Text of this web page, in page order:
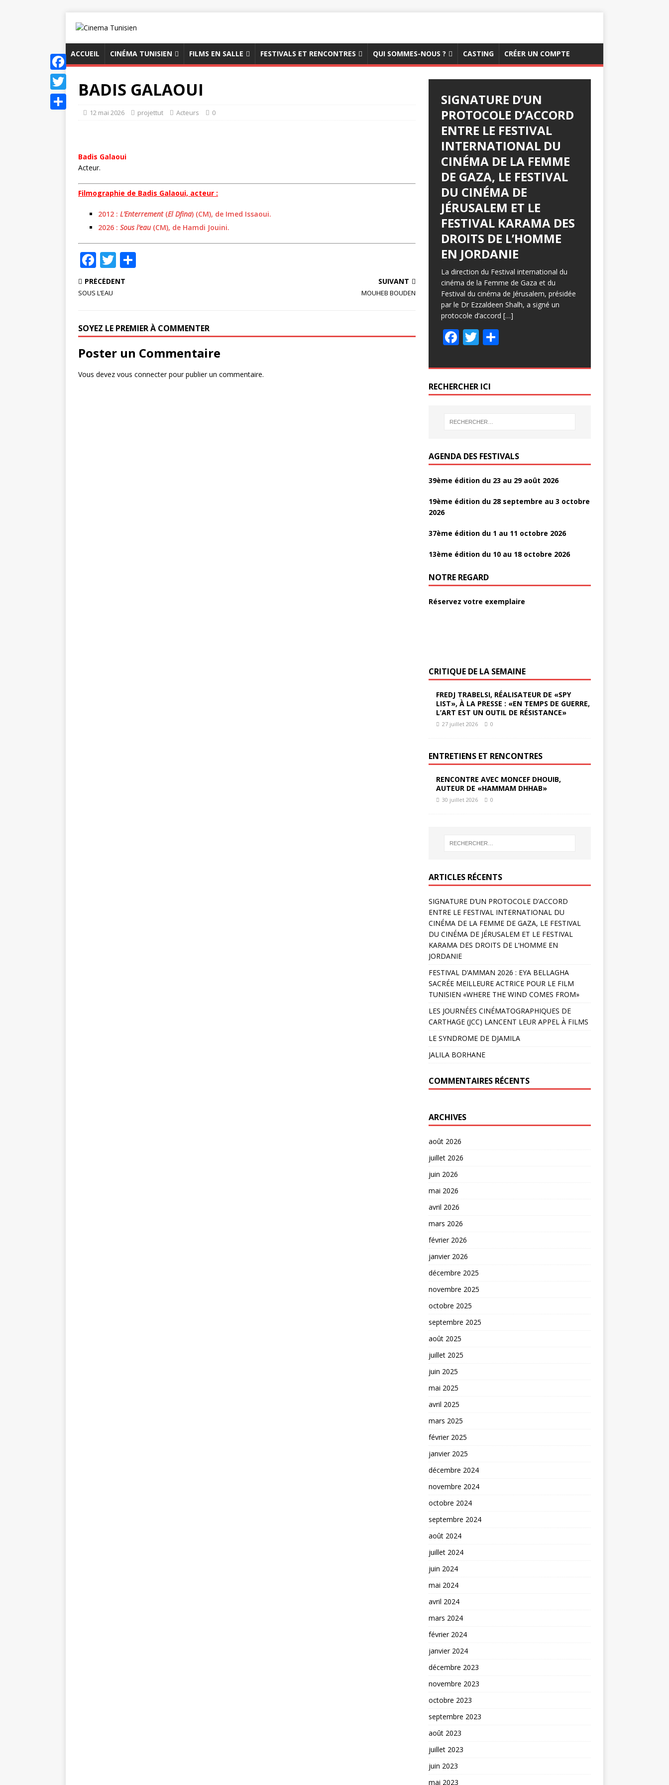
ACCUEIL CINÉMA TUNISIEN FILMS EN SALLE FESTIVALS ET RENCONTRES QUI SOMMES-NOUS ? CASTING CRÉER UN COMPTE
BADIS GALAOUI
12 mai 2026 projettut Acteurs 0
Badis Galaoui
Acteur.
Filmographie de Badis Galaoui, acteur :
2012 : L’Enterrement(El Dfina) (CM), de Imed Issaoui.
2026 : Sous l’eau (CM), de Hamdi Jouini.
F
a
c
b
o
o
k
T
w
r e
r
PRÉCÉDENT
SOUS L’EAU
SUIVANT
MOUHEB BOUDEN
SOYEZ LE PREMIER À COMMENTER
Poster un Commentaire
Vous devez vous connecterpour publier un commentaire.
F
a
c
T
SIGNATURE D’UN
PROTOCOLE D’ACCORD
ENTRE LE FESTIVAL
INTERNATIONAL DU
CINÉMA DE LA FEMME
DE GAZA, LE FESTIVAL
DU CINÉMA DE
JÉRUSALEM ET LE
FESTIVAL KARAMA DES
DROITS DE L’HOMME
EN JORDANIE
La direction du Festival international du
cinéma de la Femme de Gaza et du
Festival du cinéma de Jérusalem, présidée
par le Dr Ezzaldeen Shalh, a signé un
protocole d’accord […]
F
e
b
o
o
T
itt
er
P
ta
er
RECHERCHER ICI
AGENDA DES FESTIVALS
39ème édition du 23 au 29 août 2026
19ème édition du 28 septembre au 3 octobre
2026
37ème édition du 1 au 11 octobre 2026
13ème édition du 10 au 18 octobre 2026
NOTRE REGARD
Réservez votre exemplaire
CRITIQUE DE LA SEMAINE
FREDJ TRABELSI, RÉALISATEUR DE «SPY
LIST», À LA PRESSE : «EN TEMPS DE GUERRE,
L’ART EST UN OUTIL DE RÉSISTANCE»
27 juillet 2026 0
ENTRETIENS ET RENCONTRES
RENCONTRE AVEC MONCEF DHOUIB,
AUTEUR DE «HAMMAM DHHAB»
30 juillet 2026 0
ARTICLES RÉCENTS
SIGNATURE D’UN PROTOCOLE D’ACCORD
ENTRE LE FESTIVAL INTERNATIONAL DU
CINÉMA DE LA FEMME DE GAZA, LE FESTIVAL
DU CINÉMA DE JÉRUSALEM ET LE FESTIVAL
KARAMA DES DROITS DE L’HOMME EN
JORDANIE
FESTIVAL D’AMMAN 2026 : EYA BELLAGHA
SACRÉE MEILLEURE ACTRICE POUR LE FILM
TUNISIEN «WHERE THE WIND COMES FROM»
LES JOURNÉES CINÉMATOGRAPHIQUES DE
CARTHAGE (JCC) LANCENT LEUR APPEL À FILMS
LE SYNDROME DE DJAMILA
JALILA BORHANE
COMMENTAIRES RÉCENTS
ARCHIVES
août 2026
juillet 2026
juin 2026
mai 2026
avril 2026
mars 2026
février 2026
janvier 2026
décembre 2025
novembre 2025
octobre 2025
septembre 2025
août 2025
juillet 2025
juin 2025
mai 2025
avril 2025
mars 2025
février 2025
janvier 2025
décembre 2024
novembre 2024
octobre 2024
septembre 2024
août 2024
juillet 2024
juin 2024
mai 2024
avril 2024
mars 2024
février 2024
janvier 2024
décembre 2023
novembre 2023
octobre 2023
septembre 2023
août 2023
juillet 2023
juin 2023
mai 2023